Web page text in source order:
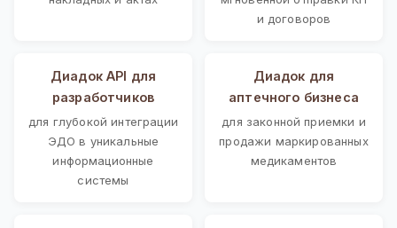
и договоров
Диадок API для
разработчиков
для глубокой интеграции
ЭДО в уникальные
информационные
системы
Диадок для
аптечного бизнеса
для законной приемки и
продажи маркированных
медикаментов